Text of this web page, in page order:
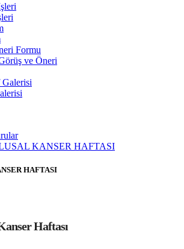
Formu
ve Öneri
KANSER HAFTASI
HAFTASI
Haftası